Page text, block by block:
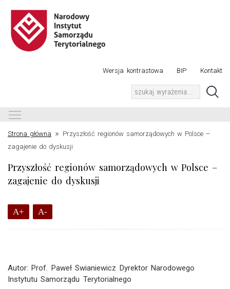
Wersja kontrastowa BIP Kontakt
Strona główna » Przyszłość regionów samorządowych w Polsce –
zagajenie do dyskusji
Przyszłość regionów samorządowych w Polsce –
zagajenie do dyskusji
A+ A-
Autor: Prof. Paweł Swianiewicz Dyrektor Narodowego
Instytutu Samorządu Terytorialnego